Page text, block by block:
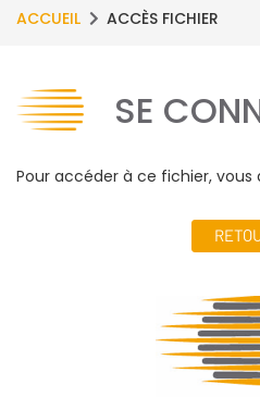
ACCUEIL ACCÈS FICHIER
SE
Pour accéder à ce fichier,